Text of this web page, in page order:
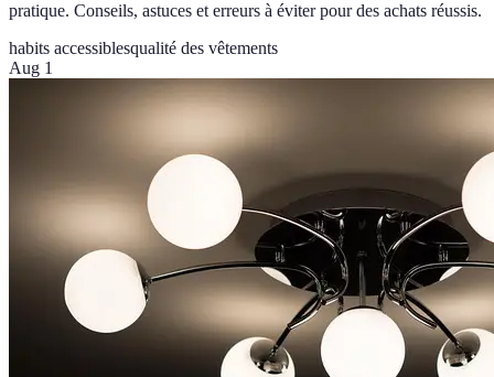
pratique. Conseils, astuces et erreurs à éviter pour des achats réussis.
habits accessiblesqualité des vêtements
Aug 1